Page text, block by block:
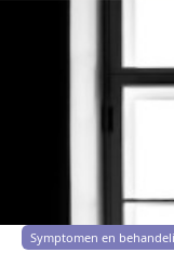
Symptomen en